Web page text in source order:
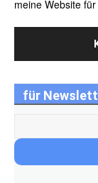
meine Website
für